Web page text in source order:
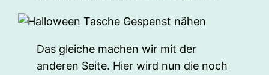
Das gleiche machen wir mit der
anderen Seite. Hier wird nun die noch